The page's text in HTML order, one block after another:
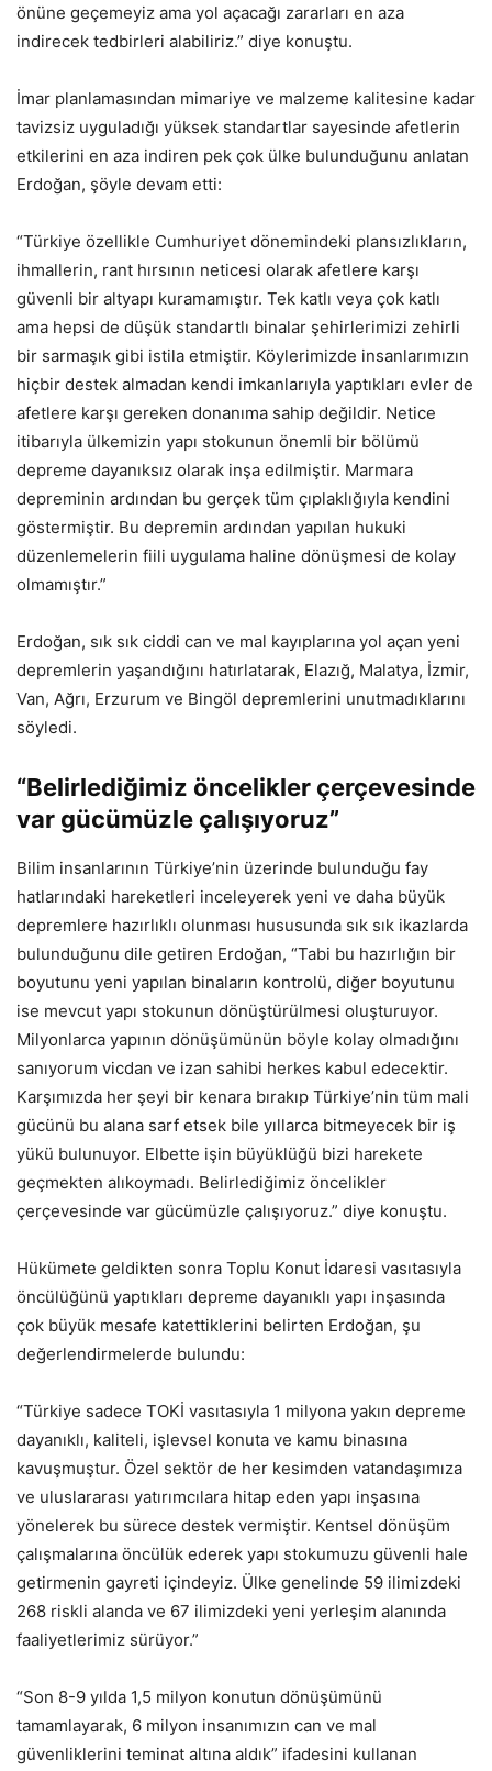
önüne geçemeyiz ama yol açacağı zararları en aza
indirecek tedbirleri alabiliriz.” diye konuştu.
İmar planlamasından mimariye ve malzeme kalitesine kadar
tavizsiz uyguladığı yüksek standartlar sayesinde afetlerin
etkilerini en aza indiren pek çok ülke bulunduğunu anlatan
Erdoğan, şöyle devam etti:
“Türkiye özellikle Cumhuriyet dönemindeki plansızlıkların,
ihmallerin, rant hırsının neticesi olarak afetlere karşı
güvenli bir altyapı kuramamıştır. Tek katlı veya çok katlı
ama hepsi de düşük standartlı binalar şehirlerimizi zehirli
bir sarmaşık gibi istila etmiştir. Köylerimizde insanlarımızın
hiçbir destek almadan kendi imkanlarıyla yaptıkları evler de
afetlere karşı gereken donanıma sahip değildir. Netice
itibarıyla ülkemizin yapı stokunun önemli bir bölümü
depreme dayanıksız olarak inşa edilmiştir. Marmara
depreminin ardından bu gerçek tüm çıplaklığıyla kendini
göstermiştir. Bu depremin ardından yapılan hukuki
düzenlemelerin fiili uygulama haline dönüşmesi de kolay
olmamıştır.”
Erdoğan, sık sık ciddi can ve mal kayıplarına yol açan yeni
depremlerin yaşandığını hatırlatarak, Elazığ, Malatya, İzmir,
Van, Ağrı, Erzurum ve Bingöl depremlerini unutmadıklarını
söyledi.
“Belirlediğimiz öncelikler çerçevesinde
var gücümüzle çalışıyoruz”
Bilim insanlarının Türkiye’nin üzerinde bulunduğu fay
hatlarındaki hareketleri inceleyerek yeni ve daha büyük
depremlere hazırlıklı olunması hususunda sık sık ikazlarda
bulunduğunu dile getiren Erdoğan, “Tabi bu hazırlığın bir
boyutunu yeni yapılan binaların kontrolü, diğer boyutunu
ise mevcut yapı stokunun dönüştürülmesi oluşturuyor.
Milyonlarca yapının dönüşümünün böyle kolay olmadığını
sanıyorum vicdan ve izan sahibi herkes kabul edecektir.
Karşımızda her şeyi bir kenara bırakıp Türkiye’nin tüm mali
gücünü bu alana sarf etsek bile yıllarca bitmeyecek bir iş
yükü bulunuyor. Elbette işin büyüklüğü bizi harekete
geçmekten alıkoymadı. Belirlediğimiz öncelikler
çerçevesinde var gücümüzle çalışıyoruz.” diye konuştu.
Hükümete geldikten sonra Toplu Konut İdaresi vasıtasıyla
öncülüğünü yaptıkları depreme dayanıklı yapı inşasında
çok büyük mesafe katettiklerini belirten Erdoğan, şu
değerlendirmelerde bulundu:
“Türkiye sadece TOKİ vasıtasıyla 1 milyona yakın depreme
dayanıklı, kaliteli, işlevsel konuta ve kamu binasına
kavuşmuştur. Özel sektör de her kesimden vatandaşımıza
ve uluslararası yatırımcılara hitap eden yapı inşasına
yönelerek bu sürece destek vermiştir. Kentsel dönüşüm
çalışmalarına öncülük ederek yapı stokumuzu güvenli hale
getirmenin gayreti içindeyiz. Ülke genelinde 59 ilimizdeki
268 riskli alanda ve 67 ilimizdeki yeni yerleşim alanında
faaliyetlerimiz sürüyor.”
“Son 8-9 yılda 1,5 milyon konutun dönüşümünü
tamamlayarak, 6 milyon insanımızın can ve mal
güvenliklerini teminat altına aldık” ifadesini kullanan